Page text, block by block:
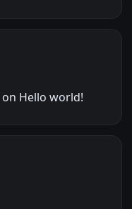
on Hello world!